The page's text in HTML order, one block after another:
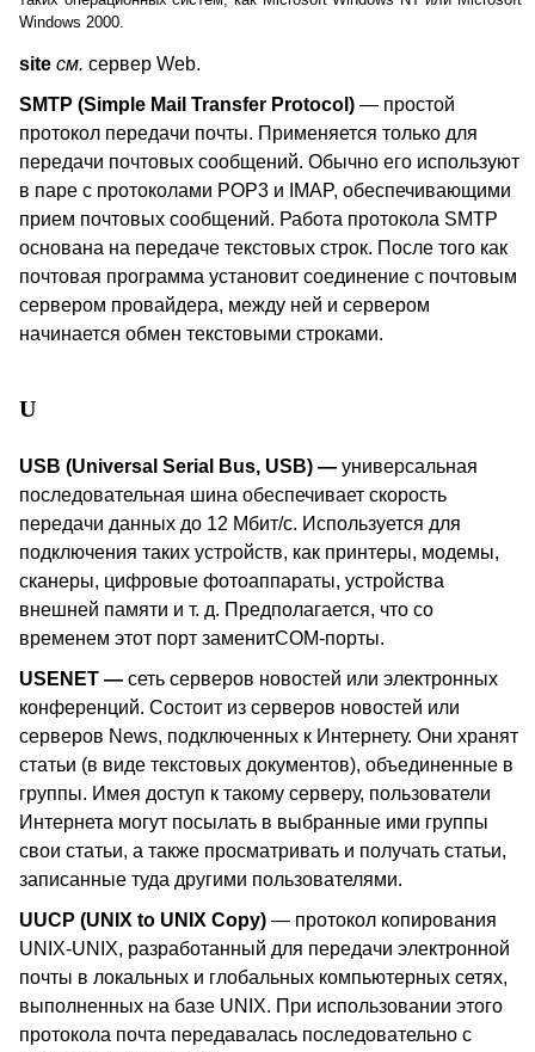
Windows 2000.
site см. сервер Web.
SMTP (Simple Mail Transfer Protocol) — простой
протокол передачи почты. Применяется только для
передачи почтовых сообщений. Обычно его используют
в паре с протоколами POP3 и IMAP, обеспечивающими
прием почтовых сообщений. Работа протокола SMTP
основана на передаче текстовых строк. После того как
почтовая программа установит соединение с почтовым
сервером провайдера, между ней и сервером
начинается обмен текстовыми строками.
U
USB (Universal Serial Bus, USB) — универсальная
последовательная шина обеспечивает скорость
передачи данных до 12 Мбит/с. Используется для
подключения таких устройств, как принтеры, модемы,
сканеры, цифровые фотоаппараты, устройства
внешней памяти и т. д. Предполагается, что со
временем этот порт заменитCOM-порты.
USENET — сеть серверов новостей или электронных
конференций. Состоит из серверов новостей или
серверов News, подключенных к Интернету. Они хранят
статьи (в виде текстовых документов), объединенные в
группы. Имея доступ к такому серверу, пользователи
Интернета могут посылать в выбранные ими группы
свои статьи, а также просматривать и получать статьи,
записанные туда другими пользователями.
UUCP (UNIX to UNIX Copy) — протокол копирования
UNIX-UNIX, разработанный для передачи электронной
почты в локальных и глобальных компьютерных сетях,
выполненных на базе UNIX. При использовании этого
протокола почта передавалась последовательно с